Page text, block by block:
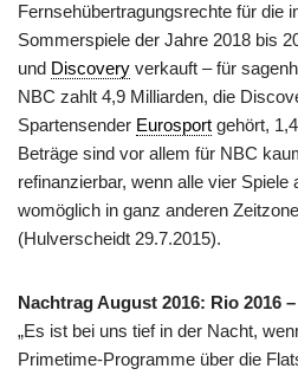
Fernsehübertragungsrechte für die
Sommerspiele der Jahre 2018 bis
und Discovery verkauft – für
NBC zahlt 4,9 Milliarden, die
Spartensender Eurosport gehört,
Beträge sind vor allem für NBC
refinanzierbar, wenn alle vier Spiele
womöglich in ganz anderen
(Hulverscheidt 29.7.2015).
Nachtrag August 2016: Rio 2016
„Es ist bei uns tief in der Nacht,
Primetime-Programme über die